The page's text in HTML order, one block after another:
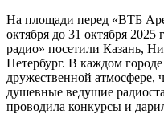
На площади перед «ВТБ
октября до 31 октября 2025
радио» посетили Казань,
Петербург. В каждом
дружественной атмосфере,
душевные ведущие
проводила конкурсы и